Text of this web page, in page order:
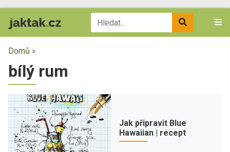
Domů »
bílý rum
Jak připravit Blue
Hawaiian | recept